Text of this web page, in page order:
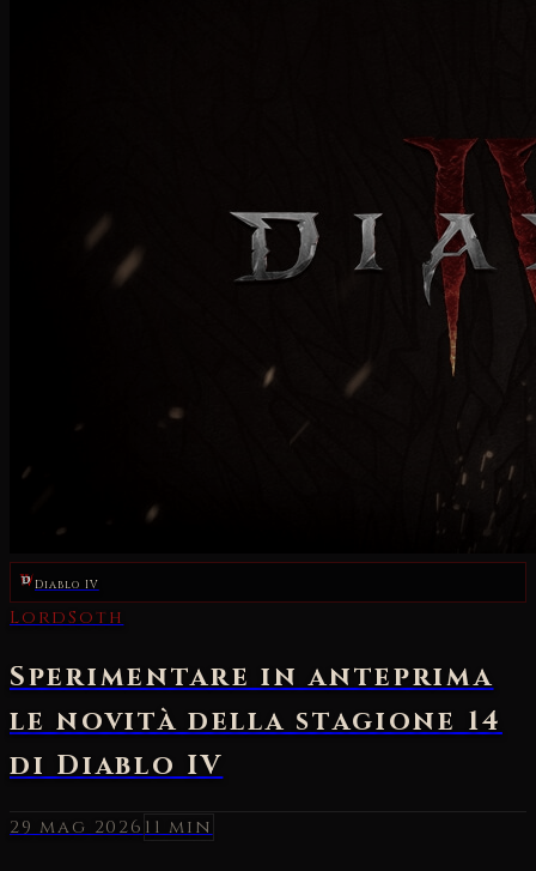
Diablo IV
29 mag 2026 11 min